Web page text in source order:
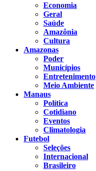
Economia
Geral
Saúde
Amazônia
Cultura
Amazonas
Poder
Municípios
Entretenimento
Meio Ambiente
Manaus
Política
Cotidiano
Eventos
Climatologia
Futebol
Seleções
Internacional
Brasileiro